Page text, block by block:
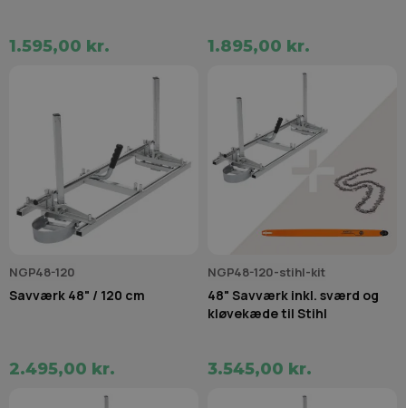
1.595,00 kr. 1.895,00 kr.
NGP48-120
Savværk 48" / 120 cm
2.495,00 kr.
NGP48-120-stihl-kit
48" Savværk inkl. sværd og
kløvekæde til Stihl
3.545,00 kr.